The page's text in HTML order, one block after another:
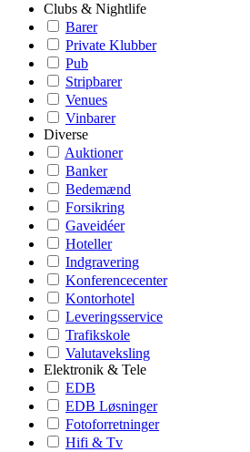
Clubs & Nightlife
Barer
Private Klubber
Pub
Stripbarer
Venues
Vinbarer
Diverse
Auktioner
Banker
Bedemænd
Forsikring
Gaveidéer
Hoteller
Indgravering
Konferencecenter
Kontorhotel
Leveringsservice
Trafikskole
Valutaveksling
Elektronik & Tele
EDB
EDB Løsninger
Fotoforretninger
Hifi & Tv